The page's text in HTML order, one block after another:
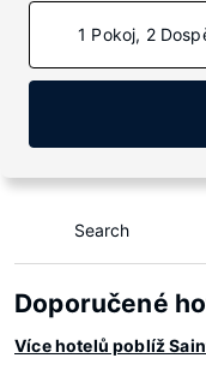
1 Pokoj, 2
Search
Doporučené
Více hotelů poblíž